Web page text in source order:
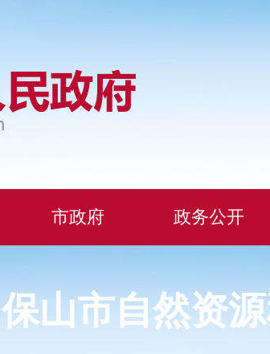
市政府 政务公开
保山市自然资